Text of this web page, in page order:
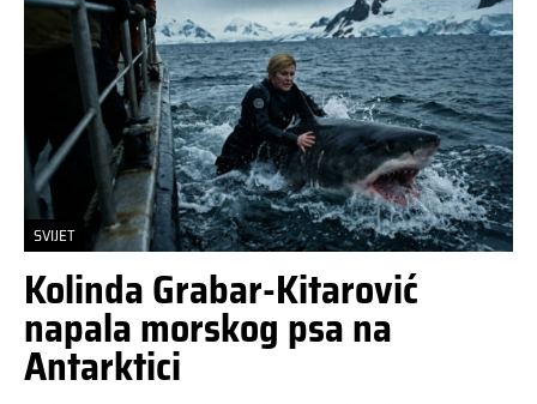
SVIJET
Kolinda Grabar-Kitarović
napala morskog psa na
Antarktici